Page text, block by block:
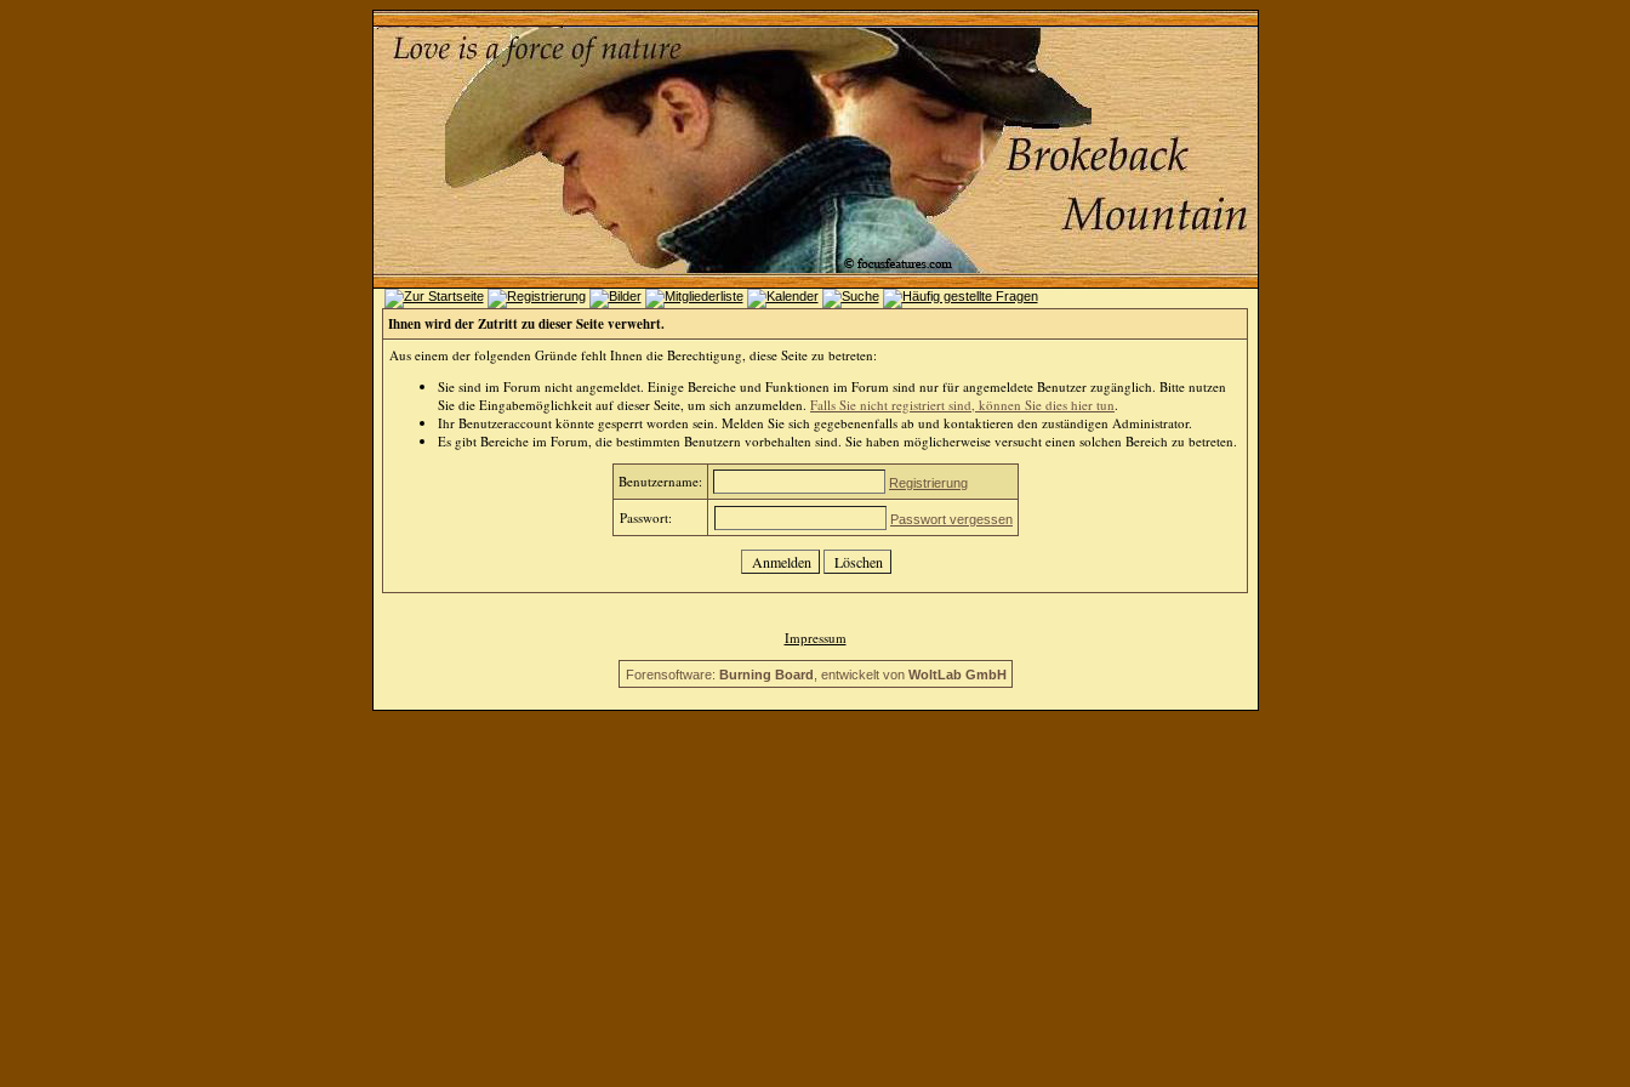
Ihnen wird der Zutritt zu dieser Seite verwehrt.
Aus einem der folgenden Gründe fehlt Ihnen die Berechtigung, diese Seite zu betreten:
Sie sind im Forum nicht angemeldet. Einige Bereiche und Funktionen im Forum sind nur für angemeldete Benutzer zugänglich. Bitte nutzen
Sie die Eingabemöglichkeit auf dieser Seite, um sich anzumelden. Falls Sie nicht registriert sind, können Sie dies hier tun.
Ihr Benutzeraccount könnte gesperrt worden sein. Melden Sie sich gegebenenfalls ab und kontaktieren den zuständigen Administrator.
Es gibt Bereiche im Forum, die bestimmten Benutzern vorbehalten sind. Sie haben möglicherweise versucht einen solchen Bereich zu betreten.
Benutzername: Registrierung
Passwort: Passwort vergessen
Impressum
Forensoftware: Burning Board , entwickelt von WoltLab GmbH